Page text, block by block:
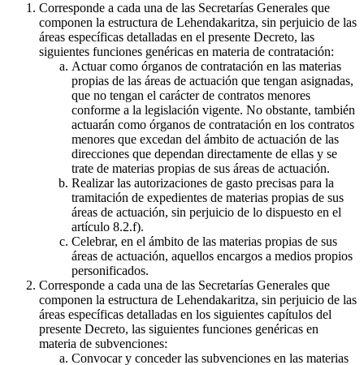
Corresponde a cada una de las Secretarías Generales que
componen la estructura de Lehendakaritza, sin perjuicio de las
áreas específicas detalladas en el presente Decreto, las
siguientes funciones genéricas en materia de contratación:
Actuar como órganos de contratación en las materias
propias de las áreas de actuación que tengan asignadas,
que no tengan el carácter de contratos menores
conforme a la legislación vigente. No obstante, también
actuarán como órganos de contratación en los contratos
menores que excedan del ámbito de actuación de las
direcciones que dependan directamente de ellas y se
trate de materias propias de sus áreas de actuación.
Realizar las autorizaciones de gasto precisas para la
tramitación de expedientes de materias propias de sus
áreas de actuación, sin perjuicio de lo dispuesto en el
artículo 8.2.f).
Celebrar, en el ámbito de las materias propias de sus
áreas de actuación, aquellos encargos a medios propios
personificados.
Corresponde a cada una de las Secretarías Generales que
componen la estructura de Lehendakaritza, sin perjuicio de las
áreas específicas detalladas en los siguientes capítulos del
presente Decreto, las siguientes funciones genéricas en
materia de subvenciones:
Convocar y conceder las subvenciones en las materias